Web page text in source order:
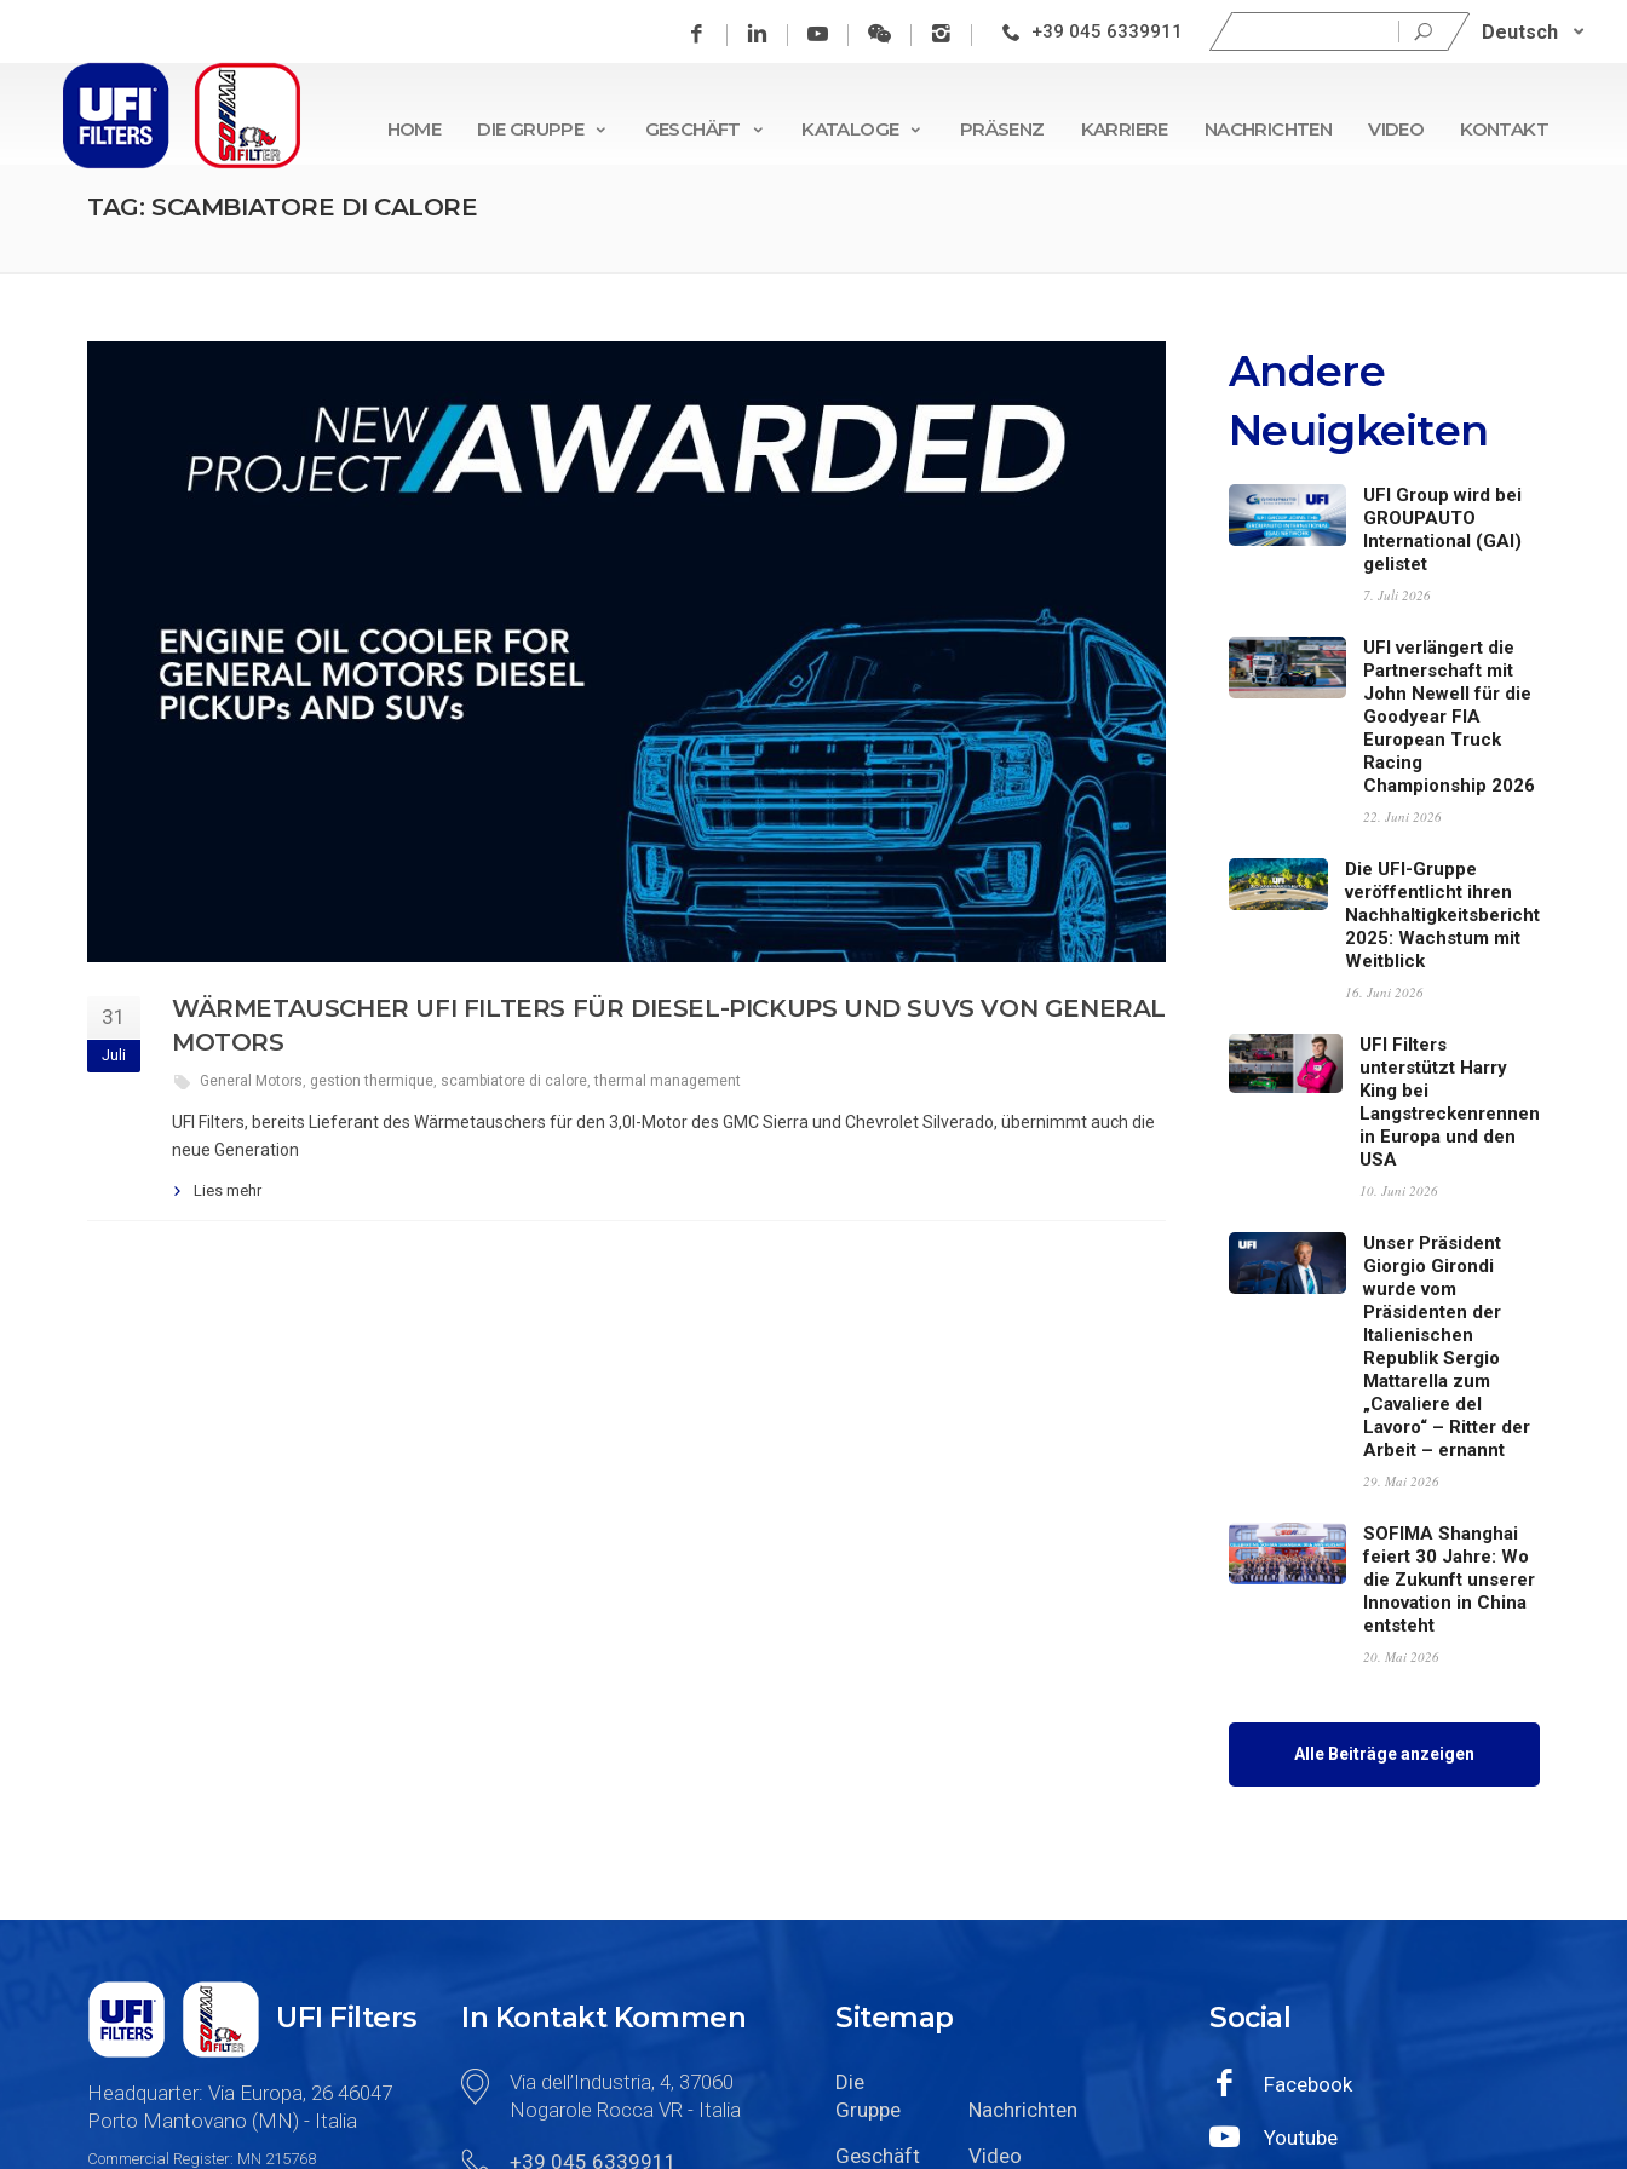
+39 045 6339911
Suchen
nach:
Deutsch
HOME DIE GRUPPE GESCHÄFT KATALOGE PRÄSENZ KARRIERE NACHRICHTEN VIDEO KONTAKT
TAG: SCAMBIATORE DI CALORE
31
Juli
WÄRMETAUSCHER UFI FILTERS FÜR DIESEL-PICKUPS UND SUVS VON GENERAL
MOTORS
General Motors, gestion thermique, scambiatore di calore,thermal management
UFI Filters, bereits Lieferant des Wärmetauschers für den 3,0l-Motor des GMC Sierra und Chevrolet Silverado, übernimmt auch die
neue Generation
Lies mehr
Andere
Neuigkeiten
UFI Group wird bei
GROUPAUTO
International (GAI)
gelistet
7. Juli 2026
UFI verlängert die
Partnerschaft mit
John Newell für die
Goodyear FIA
European Truck
Racing
Championship 2026
22. Juni 2026
Die UFI-Gruppe
veröffentlicht ihren
Nachhaltigkeitsbericht
2025: Wachstum mit
Weitblick
16. Juni 2026
UFI Filters
unterstützt Harry
King bei
Langstreckenrennen
in Europa und den
USA
10. Juni 2026
Unser Präsident
Giorgio Girondi
wurde vom
Präsidenten der
Italienischen
Republik Sergio
Mattarella zum
„Cavaliere del
Lavoro“ – Ritter der
Arbeit – ernannt
29. Mai 2026
SOFIMA Shanghai
feiert 30 Jahre: Wo
die Zukunft unserer
Innovation in China
entsteht
20. Mai 2026
Alle Beiträge anzeigen
UFI Filters
Headquarter: Via Europa, 26 46047
Porto Mantovano (MN) - Italia
Commercial Register: MN 215768
In Kontakt Kommen
Via dell’Industria, 4, 37060
Nogarole Rocca VR - Italia
+39 045 6339911
Sitemap
Die
Gruppe
Nachrichten
Geschäft
Video
Social
Facebook
Youtube